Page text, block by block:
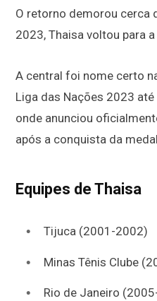
O retorno demorou cerca
2023, Thaisa voltou para
A central foi nome certo
Liga das Nações 2023
onde anunciou
após a conquista da
Equipes de Thaisa
Tijuca (2001-2002)
Minas Tênis Clube
Rio de Janeiro